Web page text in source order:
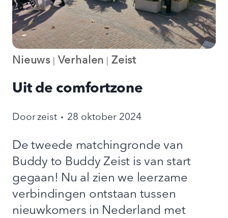
Nieuws Verhalen Zeist
Uit de comfortzone
Doorzeist 28 oktober 2024
De tweede matchingronde van
Buddy to Buddy Zeist is van start
gegaan! Nu al zien we leerzame
verbindingen ontstaan tussen
nieuwkomers in Nederland met